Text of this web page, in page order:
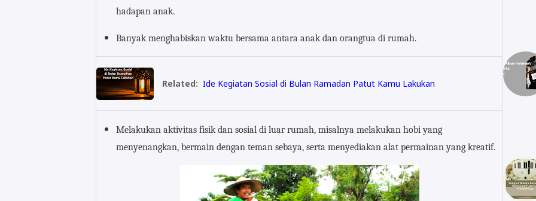
hadapan anak.
Banyak menghabiskan waktu bersama antara anak dan orangtua di rumah.
Related: Ide Kegiatan Sosial di Bulan Ramadan Patut Kamu Lakukan
Melakukan aktivitas fisik dan sosial di luar rumah, misalnya melakukan hobi yang
menyenangkan, bermain dengan teman sebaya, serta menyediakan alat permainan yang kreatif.